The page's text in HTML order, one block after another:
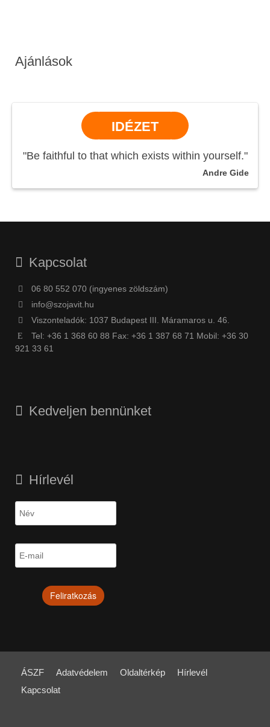
Ajánlások
IDÉZET
"Be faithful to that which exists within yourself."
Andre Gide
Kapcsolat
06 80 552 070 (ingyenes zöldszám)
info@szojavit.hu
Viszonteladók: 1037 Budapest III. Máramaros u. 46.
Tel: +36 1 368 60 88 Fax: +36 1 387 68 71 Mobil: +36 30
921 33 61
Kedveljen bennünket
Hírlevél
ÁSZF Adatvédelem Oldaltérkép
Hírlevél
Kapcsolat